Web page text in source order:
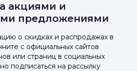
акциями и
предложениями
о скидках и распродажах в
с официальных сайтов
или страниц в социальных
подписаться на рассылку